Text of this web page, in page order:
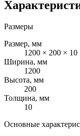
Размеры
Размер, мм
1200 × 200 × 10
Ширина, мм
1200
Высота, мм
200
Толщина, мм
10
Основные